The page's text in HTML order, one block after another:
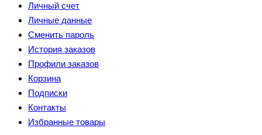
Личный счет
Личные данные
Сменить пароль
История заказов
Профили заказов
Корзина
Подписки
Контакты
Избранные товары